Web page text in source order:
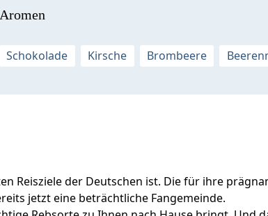
Aromen
Schokolade Kirsche Brombeere
Reisziele der Deutschen ist. Die für ihre
jetzt eine beträchtliche Fangemeinde.